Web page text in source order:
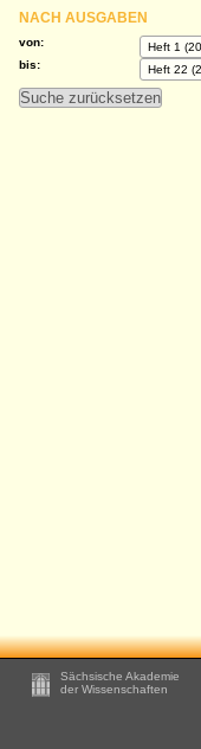
NACH AUSGABEN
von:
bis:
Footer
Sächsische Akademie
der Wissenschaften